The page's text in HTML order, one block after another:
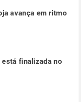
avança em ritmo
finalizada no